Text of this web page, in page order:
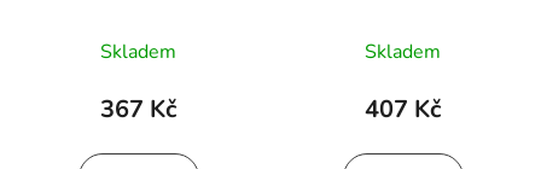
Skladem
367 Kč
Skladem
407 Kč